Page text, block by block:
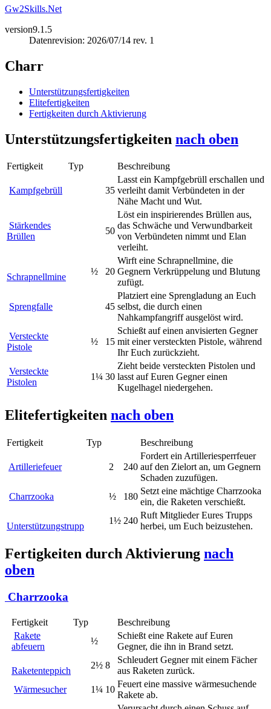
Gw2Skills.Net
version9.1.5
Datenrevision: 2026/07/14 rev. 1
Charr
Unterstützungsfertigkeiten
Elitefertigkeiten
Fertigkeiten durch Aktivierung
Unterstützungsfertigkeiten nach oben
Fertigkeit Typ Beschreibung
Kampfgebrüll 35
Lasst ein Kampfgebrüll erschallen und
verleiht damit Verbündeten in der
Nähe Macht und Wut.
Stärkendes
Brüllen
50
Löst ein inspirierendes Brüllen aus,
das Schwäche und Verwundbarkeit
von Verbündeten nimmt und Elan
verleiht.
Schrapnellmine
½ 20
Wirft eine Schrapnellmine, die
Gegnern Verkrüppelung und Blutung
zufügt.
Sprengfalle 45
Platziert eine Sprengladung an Euch
selbst, die durch einen
Nahkampfangriff ausgelöst wird.
Versteckte
Pistole
½ 15
Schießt auf einen anvisierten Gegner
mit einer versteckten Pistole, während
Ihr Euch zurückzieht.
Versteckte
Pistolen
1¼ 30
Zieht beide versteckten Pistolen und
lasst auf Euren Gegner einen
Kugelhagel niedergehen.
Elitefertigkeiten nach oben
Fertigkeit Typ Beschreibung
Artilleriefeuer 2 240
Fordert ein Artilleriesperrfeuer
auf den Zielort an, um Gegnern
Schaden zuzufügen.
Charrzooka
½ 180
Setzt eine mächtige Charrzooka
ein, die Raketen verschießt.
Unterstützungstrupp
1½ 240
Ruft Mitglieder Eures Trupps
herbei, um Euch beizustehen.
Fertigkeiten durch Aktivierung nach
oben
Charrzooka
Fertigkeit Typ
Beschreibung
Rakete
abfeuern
½
Schießt eine Rakete auf Euren
Gegner, die ihn in Brand setzt.
Raketenteppich
2½ 8
Schleudert Gegner mit einem Fächer
aus Raketen zurück.
Wärmesucher
1¼ 10
Feuert eine massive wärmesuchende
Rakete ab.